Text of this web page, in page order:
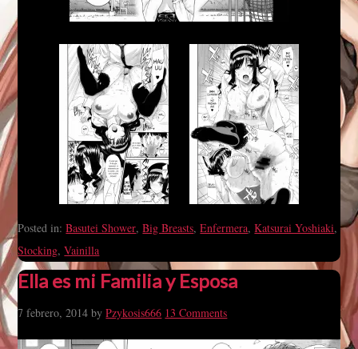
Posted in:Basutei Shower,Big Breasts,Enfermera,Katsurai Yoshiaki,
Stocking,Vainilla
Ella es mi Familia y Esposa
7 febrero, 2014 byPzykosis666 13 Comments